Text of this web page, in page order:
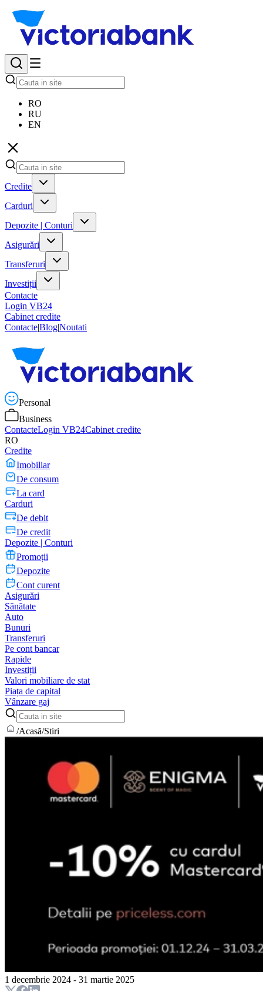
RO
RU
EN
Credite
Carduri
Depozite | Conturi
Asigurări
Transferuri
Investiții
Contacte
Login VB24
Cabinet credite
Contacte|Blog|Noutati
Personal
Business
ContacteLogin VB24Cabinet credite
RO
Credite
Imobiliar
De consum
La card
Carduri
De debit
De credit
Depozite | Conturi
Promoții
Depozite
Cont curent
Asigurări
Sănătate
Auto
Bunuri
Transferuri
Pe cont bancar
Rapide
Investiții
Valori mobiliare de stat
Piața de capital
Vânzare gaj
/Acasă/Stiri
1 decembrie 2024 - 31 martie 2025